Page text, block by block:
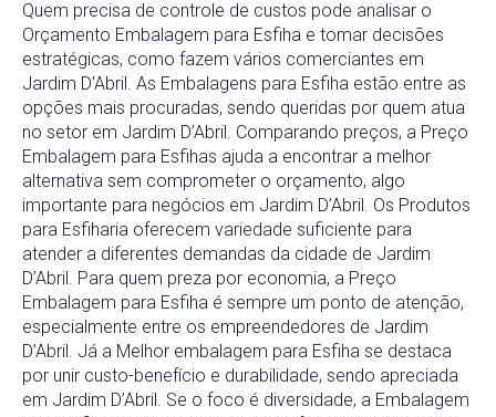
Quem precisa de controle de custos pode analisar o
Orçamento Embalagem para Esfiha e tomar decisões
estratégicas, como fazem vários comerciantes em
Jardim D’Abril. As Embalagens para Esfiha estão entre as
opções mais procuradas, sendo queridas por quem atua
no setor em Jardim D’Abril. Comparando preços, a Preço
Embalagem para Esfihas ajuda a encontrar a melhor
alternativa sem comprometer o orçamento, algo
importante para negócios em Jardim D’Abril. Os Produtos
para Esfiharia oferecem variedade suficiente para
atender a diferentes demandas da cidade de Jardim
D’Abril. Para quem preza por economia, a Preço
Embalagem para Esfiha é sempre um ponto de atenção,
especialmente entre os empreendedores de Jardim
D’Abril. Já a Melhor embalagem para Esfiha se destaca
por unir custo-benefício e durabilidade, sendo apreciada
em Jardim D’Abril. Se o foco é diversidade, a Embalagem